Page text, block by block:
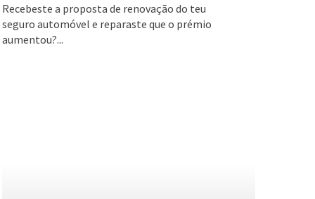
Recebeste a proposta de renovação do teu
seguro automóvel e reparaste que o prémio
aumentou?